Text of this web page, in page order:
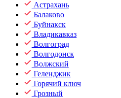
Астрахань
Балаково
Буйнакск
Владикавказ
Волгоград
Волгодонск
Волжский
Геленджик
Горячий ключ
Грозный